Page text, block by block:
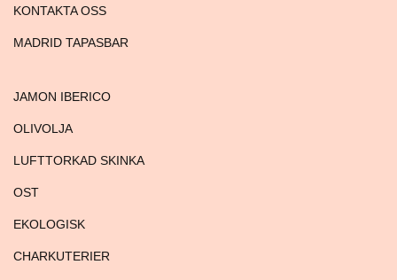
KONTAKTA OSS
MADRID TAPASBAR
JAMON IBERICO
OLIVOLJA
LUFTTORKAD SKINKA
OST
EKOLOGISK
CHARKUTERIER